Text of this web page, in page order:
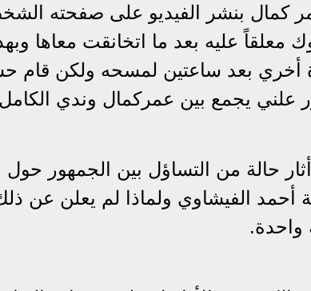
كمال بنشر الفيديو على صفحته
معلقاً عليه بعد ما اتخانقت معاها
أخري بعد ساعتين لمسحه ولكن قام
علني يجمع بين عمركمال وندي
أثار حالة من التساؤل بين الجمهور
أحمد الفيشاوي ولماذا لم يعلن عن